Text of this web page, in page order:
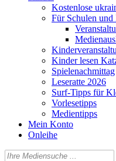
Kostenlose
Für Schulen und
Kinder lesen
Spielenachmittag
Leseratte 2026
Surf-Tipps für
Vorlesetipps
Medientipps
Mein Konto
Onleihe